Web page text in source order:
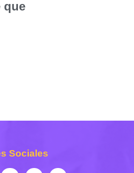
que
Sociales